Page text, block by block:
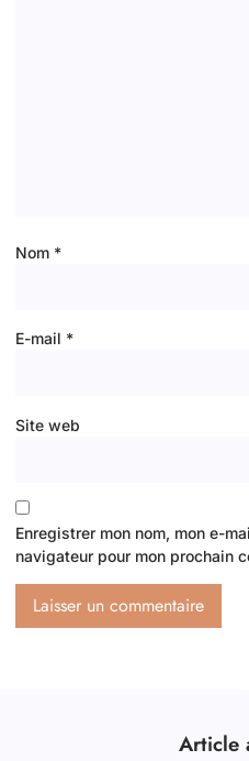
Nom *
E-mail *
Site web
Enregistrer mon nom, mon e-
navigateur pour mon prochain
Article